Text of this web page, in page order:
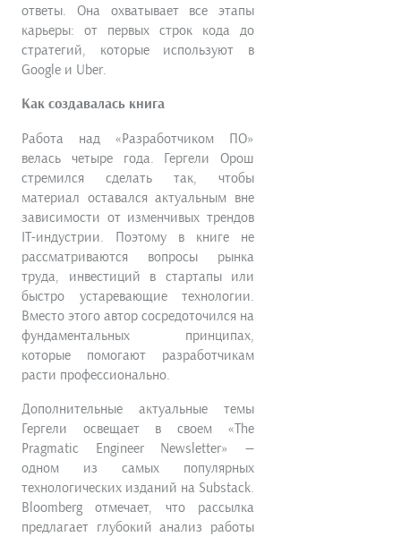
ответы. Она охватывает все этапы
карьеры: от первых строк кода до
стратегий, которые используют в
Google и Uber.
Как создавалась книга
Работа над «Разработчиком ПО»
велась четыре года. Гергели Орош
стремился сделать так, чтобы
материал оставался актуальным вне
зависимости от изменчивых трендов
IT-индустрии. Поэтому в книге не
рассматриваются вопросы рынка
труда, инвестиций в стартапы или
быстро устаревающие технологии.
Вместо этого автор сосредоточился на
фундаментальных принципах,
которые помогают разработчикам
расти профессионально.
Дополнительные актуальные темы
Гергели освещает в своем «The
Pragmatic Engineer Newsletter» —
одном из самых популярных
технологических изданий на Substack.
Bloomberg отмечает, что рассылка
предлагает глубокий анализ работы